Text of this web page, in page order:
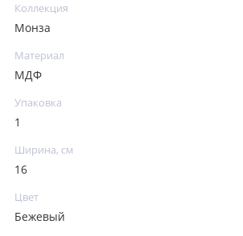
Коллекция
Монза
Материал
МДФ
Упаковка
1
Ширина, см
16
Цвет
Бежевый